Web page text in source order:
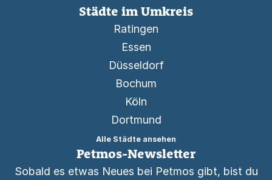
Städte im Umkreis
Ratingen
Essen
Düsseldorf
Bochum
Köln
Dortmund
Alle Städte ansehen
Petmos-Newsletter
Sobald es etwas Neues bei Petmos gibt, bist du